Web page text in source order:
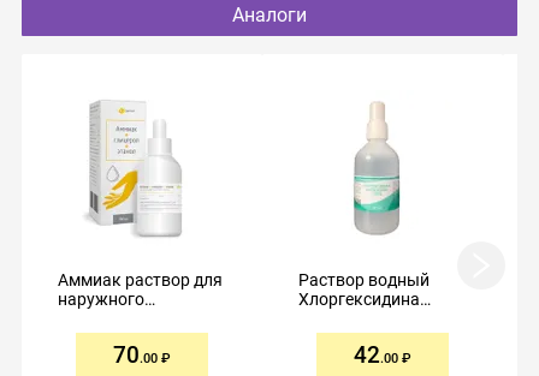
Аналоги
Аммиак раствор для
наружного
80мл
70.00
Раствор водный
Хлоргексидина
100мл
42.00